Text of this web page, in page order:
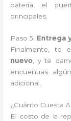
batería, el
principales.
Paso 5: Entrega
Finalmente, te
nuevo , y te
encuentras
adicional.
¿Cuánto Cuesta
El costo de la